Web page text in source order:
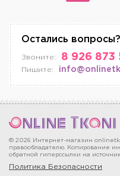
Остались вопросы?
Звоните: 8 926 873
Пишите:
© 2026 Интернет-магазин
правообладателю. Копирование
обратной гиперссылки на
Политика Безопасности